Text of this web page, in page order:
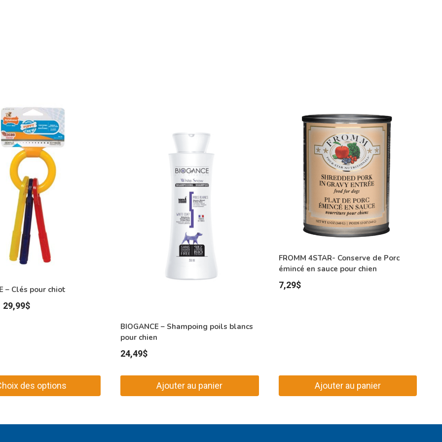
– Clés pour chiot
29,99$Plage
29,99$
des options
BIOGANCE – Shampoing poils blancs
pour chien
24,49$
Ajouter au panier
FROMM 4STAR- Conserve de Porc
émincé en sauce pour chien
7,29$
Ajouter au panier